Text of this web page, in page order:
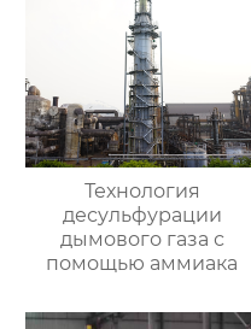
Технология
десульфурации
дымового газа с
помощью аммиака